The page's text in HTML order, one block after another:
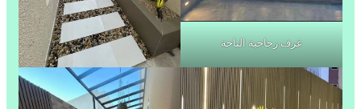
غرف زجاجية الباحة